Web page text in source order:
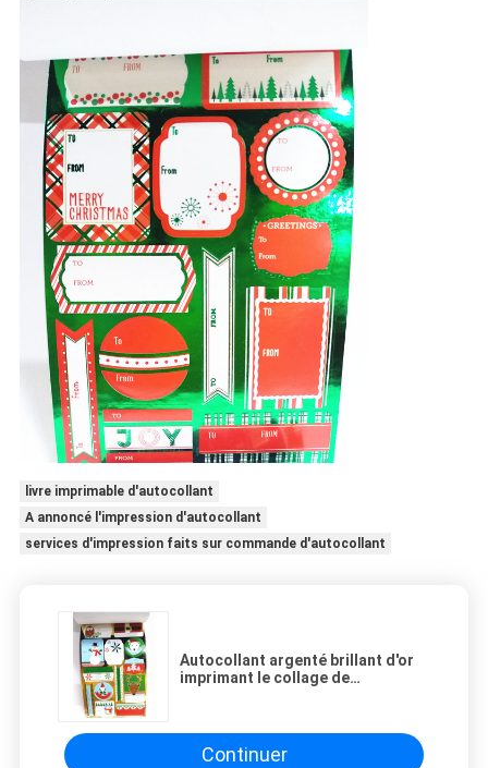
livre imprimable d'autocollant
A annoncé l'impression d'autocollant
services d'impression faits sur commande d'autocollant
Autocollant argenté brillant d'or
imprimant le collage de
Continuer